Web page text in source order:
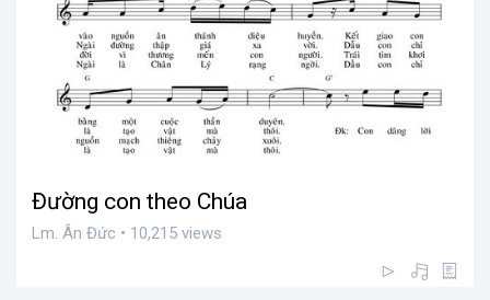
Đường con theo Chúa
Lm. Ân Đức • 10,215 views